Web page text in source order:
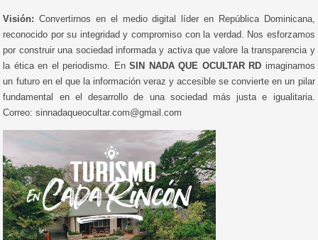
Visión: Convertirnos en el medio digital líder en República Dominicana,
reconocido por su integridad y compromiso con la verdad. Nos esforzamos
por construir una sociedad informada y activa que valore la transparencia y
la ética en el periodismo. EnSIN NADA QUE OCULTAR RD imaginamos
un futuro en el que la información veraz y accesible se convierte en un pilar
fundamental en el desarrollo de una sociedad más justa e igualitaria.
Correo: sinnadaqueocultar.com@gmail.com